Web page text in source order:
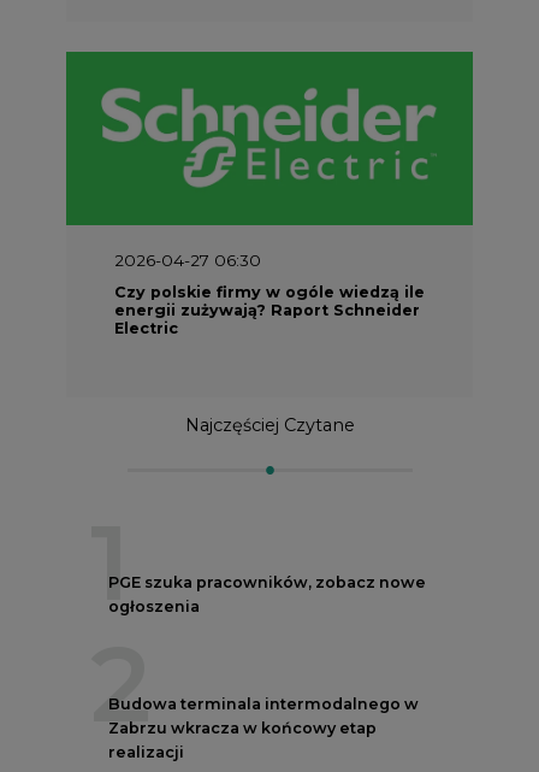
2026-04-27 06:30
Czy polskie firmy w ogóle wiedzą ile
energii zużywają? Raport Schneider
Electric
Najczęściej Czytane
1
PGE szuka pracowników, zobacz nowe
ogłoszenia
2
Budowa terminala intermodalnego w
Zabrzu wkracza w końcowy etap
realizacji